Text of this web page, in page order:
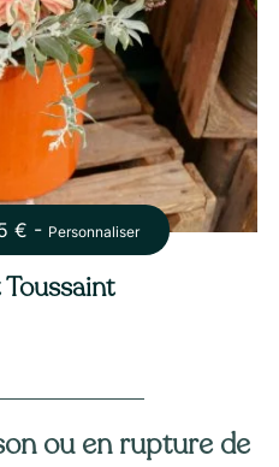
€ - Personnaliser
ou en rupture de